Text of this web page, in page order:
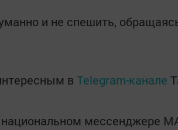
и не спешить,
в Telegram-канале
национальном мессенджере